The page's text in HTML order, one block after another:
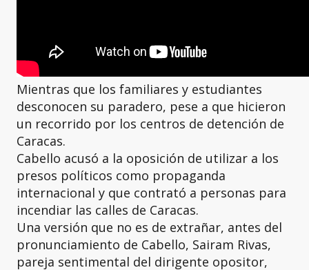
Mientras que los familiares y estudiantes
desconocen su paradero, pese a que hicieron
un recorrido por los centros de detención de
Caracas.
Cabello acusó a la oposición de utilizar a los
presos políticos como propaganda
internacional y que contrató a personas para
incendiar las calles de Caracas.
Una versión que no es de extrañar, antes del
pronunciamiento de Cabello, Sairam Rivas,
pareja sentimental del dirigente opositor,